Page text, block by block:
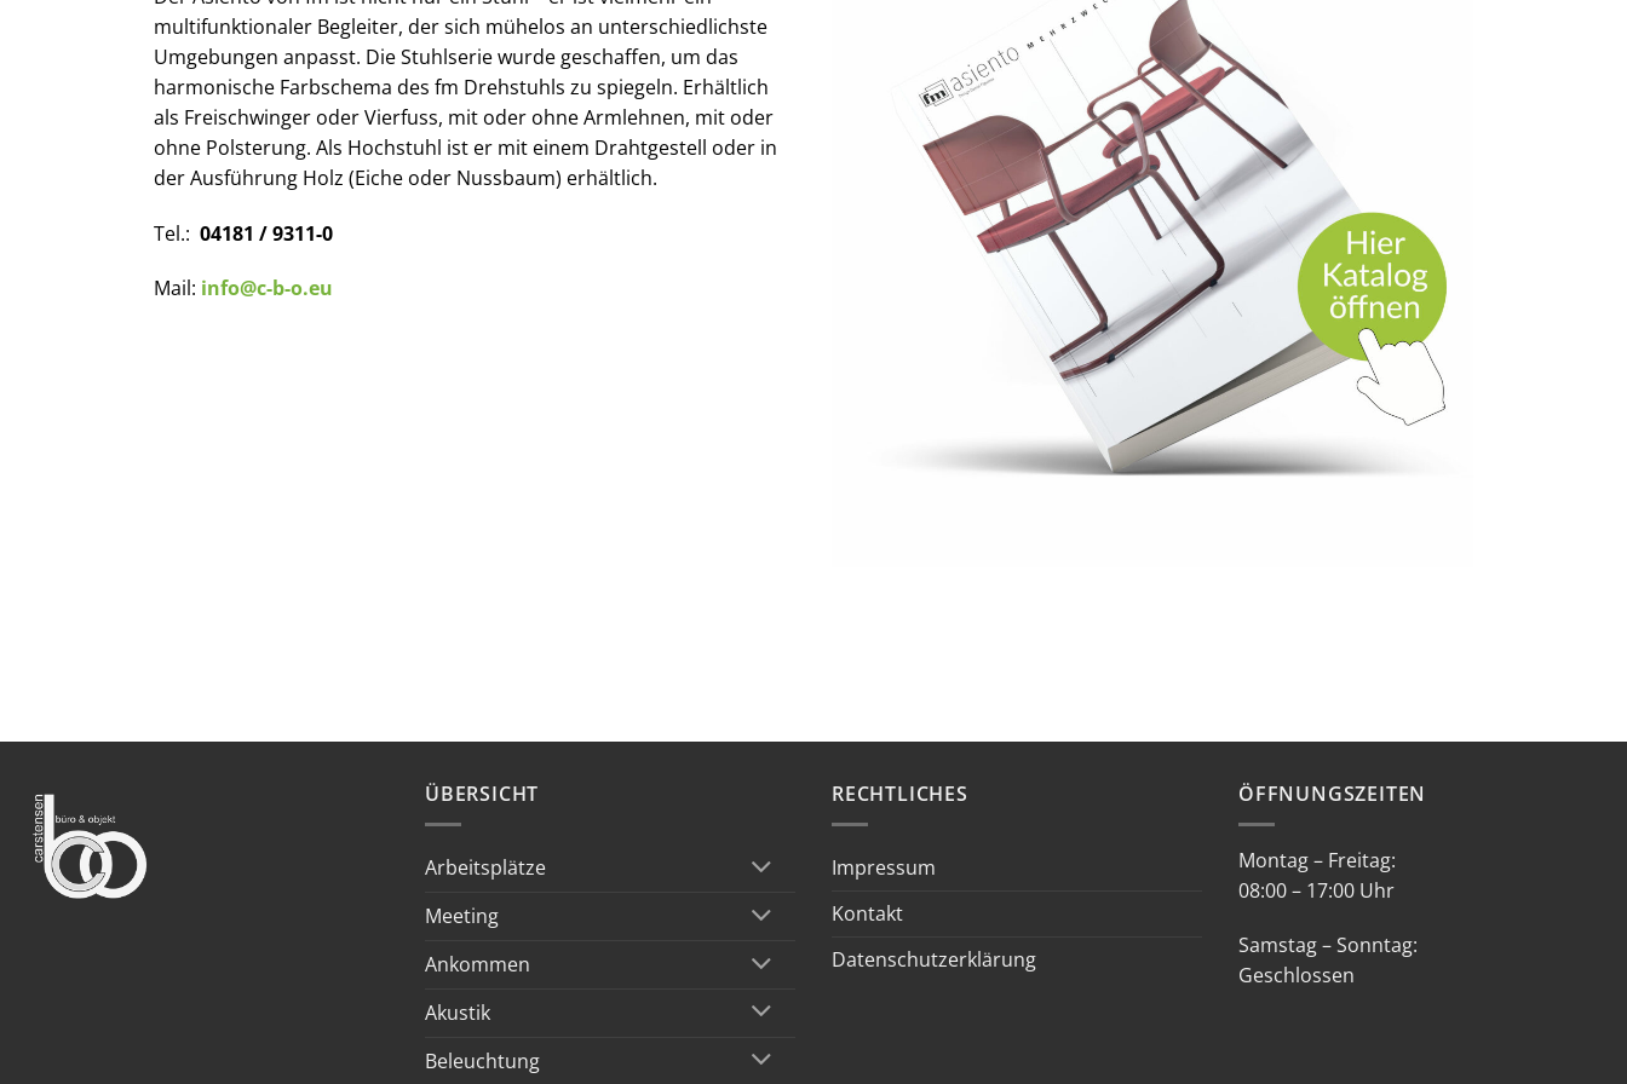
multifunktionaler Begleiter, der sich mühelos an unterschiedlichste
Umgebungen anpasst. Die Stuhlserie wurde geschaffen, um das
harmonische Farbschema des fm Drehstuhls zu spiegeln. Erhältlich
als Freischwinger oder Vierfuss, mit oder ohne Armlehnen, mit oder
ohne Polsterung. Als Hochstuhl ist er mit einem Drahtgestell oder in
der Ausführung Holz (Eiche oder Nussbaum) erhältlich.
Tel.: 04181 / 9311-0
Mail: info@c-b-o.eu
ÜBERSICHT
Arbeitsplätze
Meeting
Ankommen
Akustik
Beleuchtung
RECHTLICHES
Impressum
Kontakt
Datenschutzerklärung
ÖFFNUNGSZEITEN
Montag – Freitag:
08:00 – 17:00 Uhr
Samstag – Sonntag:
Geschlossen